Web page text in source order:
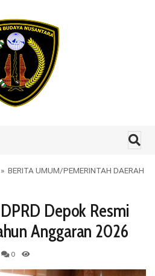
» BERITA UMUM/PEMERINTAH DAERAH
Depok Resmi
Anggaran 2026
0